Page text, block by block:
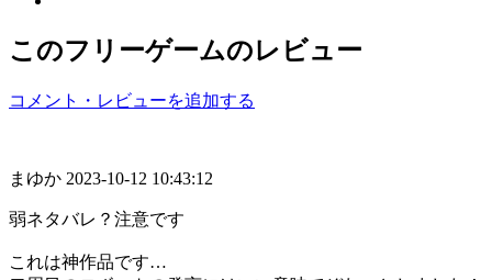
このフリーゲームのレビュー
コメント・レビューを追加する
まゆか 2023-10-12 10:43:12
弱ネタバレ？注意です
これは神作品です…